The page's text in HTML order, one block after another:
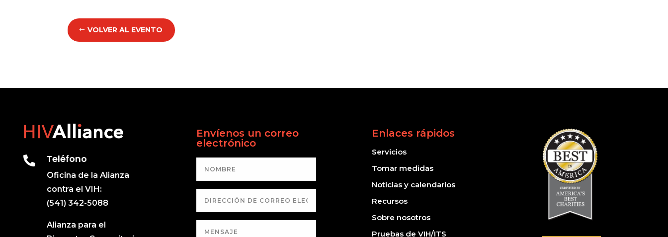
VOLVER AL EVENTO
 Teléfono
Oficina de la Alianza
contra el VIH:
(541) 342-5088
Alianza para el
Envíenos un correo
electrónico
Enlaces rápidos
Servicios
Tomar medidas
Noticias y calendarios
Recursos
Sobre nosotros
Pruebas de VIH/ITS